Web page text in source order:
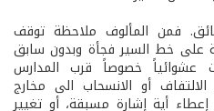
فمن المألوف ملاحظة توقف
على خط السير فجأة وبدون سابق
عشوائياً خصوصاً قرب المدارس
أو الانسحاب الى مخارج
أية إشارة مسبقة، أو تغيير